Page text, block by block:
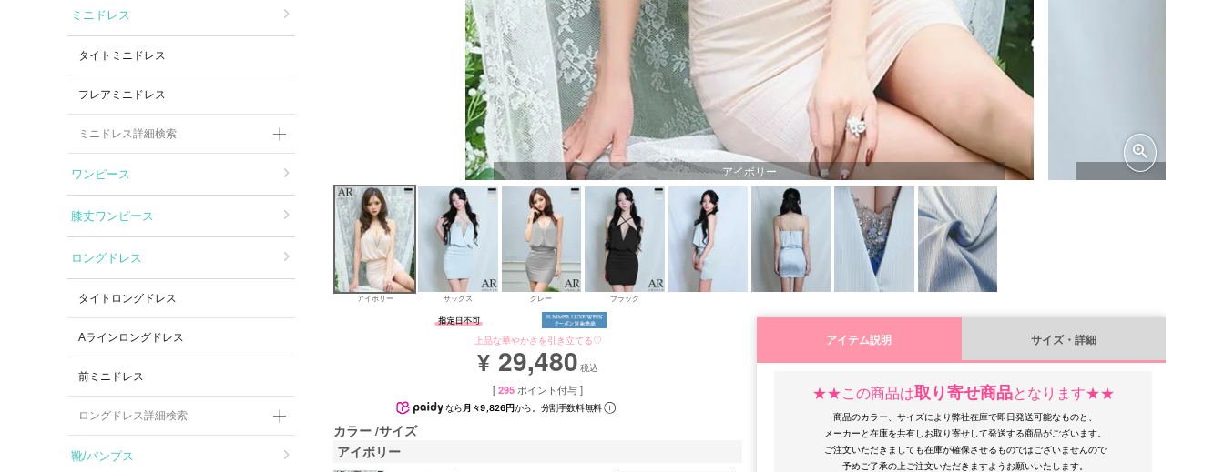
ミニドレス
タイトミニドレス
フレアミニドレス
ミニドレス詳細検索
ワンピース
膝丈ワンピース
ロングドレス
タイトロングドレス
Aラインロングドレス
前ミニドレス
ロングドレス詳細検索
靴/パンプス
アイボリー
アイボリー サックス グレー ブラック
上品な華やかさを引き立てる♡
¥ 29,480 税込
[295 ポイント付与 ]
なら 月々9,826円から。分割手数料無料
カラー サイズ
アイボリー
アイテム説明 サイズ・詳細
★★この商品は取り寄せ商品となります★★
商品のカラー、サイズにより弊社在庫で即日発送可能なものと、
メーカーと在庫を共有しお取り寄せして発送する商品がございます。
ご注文いただきましても在庫が確保させるものではございませんので